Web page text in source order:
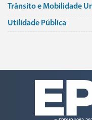
Trânsito e Mobilidade
Utilidade Pública